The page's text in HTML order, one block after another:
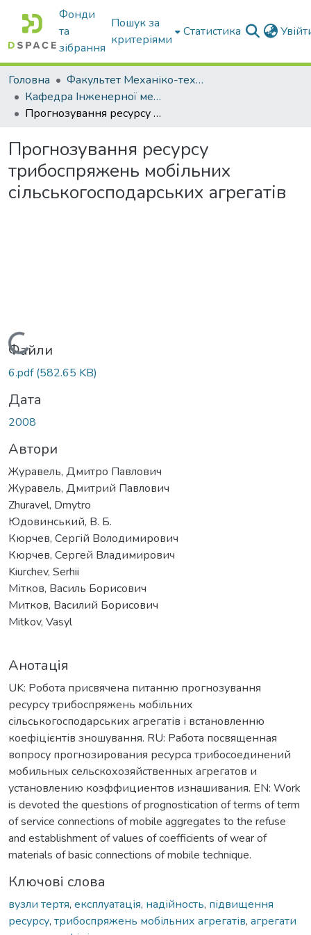
Фонди
та
зібрання
Пошук за
критеріями
Статистика
Головна
Факультет Механіко-технологічний
Кафедра Інженерної механіки та комп'ютерного проектування
Прогнозування ресурсу трибоспряжень мобільних сільськогосподарських агрегатів
Прогнозування ресурсу
трибоспряжень мобільних
сільськогосподарських агрегатів
Вантажиться...
Файли
6.pdf(582.65 KB)
Дата
2008
Автори
Журавель, Дмитро Павлович
Журавель, Дмитрий Павлович
Zhuravel, Dmytro
Юдовинський, В. Б.
Кюрчев, Сергій Володимирович
Кюрчев, Сергей Владимирович
Kiurchеv, Serhii
Мітков, Василь Борисович
Митков, Василий Борисович
Mitkov, Vasyl
Анотація
UK: Робота присвячена питанню прогнозування
ресурсу трибоспряжень мобільних
сільськогосподарських агрегатів і встановленню
коефіцієнтів зношування. RU: Работа посвященная
вопросу прогнозирования ресурса трибосоединений
мобильных сельскохозяйственных агрегатов и
установлению коэффициентов изнашивания. EN: Work
is devoted the questions of prognostication of terms of term
of service connections of mobile aggregates to the refuse
and establishment of values of coefficients of wear of
materials of basic connections of mobile technique.
Ключові слова
вузли тертя, експлуатація, надійность, підвищення
ресурсу, трибоспряжень мобільних агрегатів, агрегати